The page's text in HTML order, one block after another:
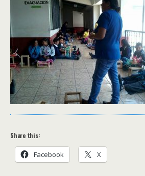
Share this:
Facebook X